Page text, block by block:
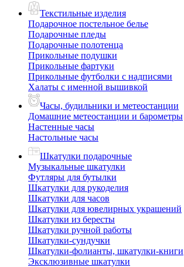
Текстильные изделия
Подарочное постельное белье
Подарочные пледы
Подарочные полотенца
Прикольные подушки
Прикольные фартуки
Прикольные футболки с надписями
Халаты с именной вышивкой
Часы, будильники и метеостанции
Домашние метеостанции и барометры
Настенные часы
Настольные часы
Шкатулки подарочные
Музыкальные шкатулки
Футляры для бутылки
Шкатулки для рукоделия
Шкатулки для часов
Шкатулки для ювелирных украшений
Шкатулки из бересты
Шкатулки ручной работы
Шкатулки-сундучки
Шкатулки-фолианты, шкатулки-книги
Эксклюзивные шкатулки